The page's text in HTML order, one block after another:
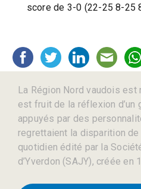
score de 3-0 (22-25 8-25
La Région Nord vaudois est
est fruit de la réflexion d’un
appuyés par des
regrettaient la disparition
quotidien édité par la
d’Yverdon (SAJY), créée en